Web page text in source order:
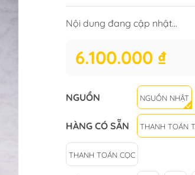
Nội dung đang cập nhật...
6.100.000 ₫
NGUỒN NGUỒN NHẬT
HÀNG CÓ SẴN THANH TOÁN
THANH TOÁN CỌC